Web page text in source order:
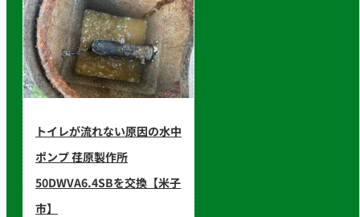
トイレが流れない原因の水中
ポンプ 荏原製作所
50DWVA6.4SBを交換【米子
市】